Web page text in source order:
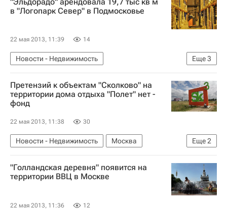
в "Логопарк Север" в Подмосковье
22 мая 2013, 11:39 14
Еще3
Новости - Недвижимость
Коммерческая недвижимость
Московская область (Подмосковье)
Россия
Претензий к объектам "Сколково" на
территории дома отдыха "Полет" нет -
фонд
22 мая 2013, 11:38 30
Еще2
Новости - Недвижимость
Москва
Нарушения в фонде "Сколково"
Россия
"Голландская деревня" появится на
территории ВВЦ в Москве
22 мая 2013, 11:36 12